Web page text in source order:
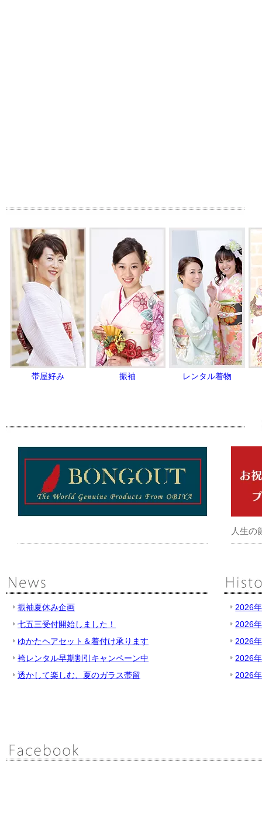
帯屋好み 振袖 レンタル着物
人生の
振袖夏休み企画
七五三受付開始しました！
ゆかたヘアセット＆着付け承ります
袴レンタル早期割引キャンペーン中
透かして楽しむ、夏のガラス帯留
2026
2026
2026
2026
2026